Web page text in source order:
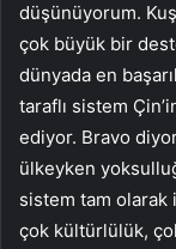
düşünüyorum.
çok büyük bir
dünyada en
taraflı sistem
ediyor. Bravo
ülkeyken
sistem tam olarak
çok kültürlülük,